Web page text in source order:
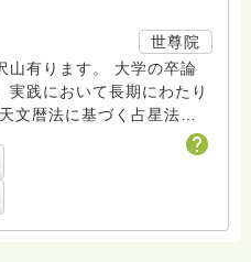
世尊院
山有ります。 大学の卒論
実践において長期にわたり
文暦法に基づく占星法
来、供養や祈祷は長期に
が、 一回のみの供養や
して、此処にお受けするも
も、承りますのでご遠慮